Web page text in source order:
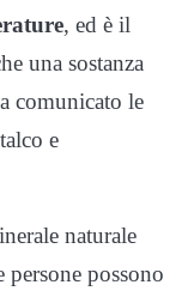
, ed è il
una sostanza
comunicato le
e
naturale
possono